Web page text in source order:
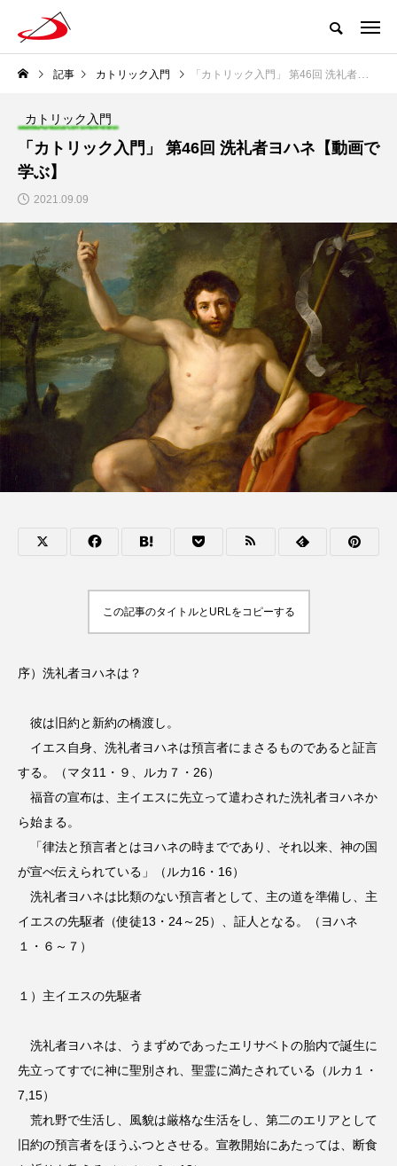
記事 カトリック入門 「カトリック入門」 第46回 洗礼者ヨハネ【動画で学ぶ】
カトリック入門
「カトリック入門」 第46回 洗礼者ヨハネ【動画で
学ぶ】
2021.09.09
この記事のタイトルとURLをコピーする
序）洗礼者ヨハネは？
彼は旧約と新約の橋渡し。
イエス自身、洗礼者ヨハネは預言者にまさるものであると証言
する。（マタ11・９、ルカ７・26）
福音の宣布は、主イエスに先立って遣わされた洗礼者ヨハネか
ら始まる。
「律法と預言者とはヨハネの時までであり、それ以来、神の国
が宣べ伝えられている」（ルカ16・16）
洗礼者ヨハネは比類のない預言者として、主の道を準備し、主
イエスの先駆者（使徒13・24～25）、証人となる。（ヨハネ
１・６～７）
１）主イエスの先駆者
洗礼者ヨハネは、うまずめであったエリサベトの胎内で誕生に
先立ってすでに神に聖別され、聖霊に満たされている（ルカ１・
7,15）
荒れ野で生活し、風貌は厳格な生活をし、第二のエリアとして
旧約の預言者をほうふつとさせる。宣教開始にあたっては、断食